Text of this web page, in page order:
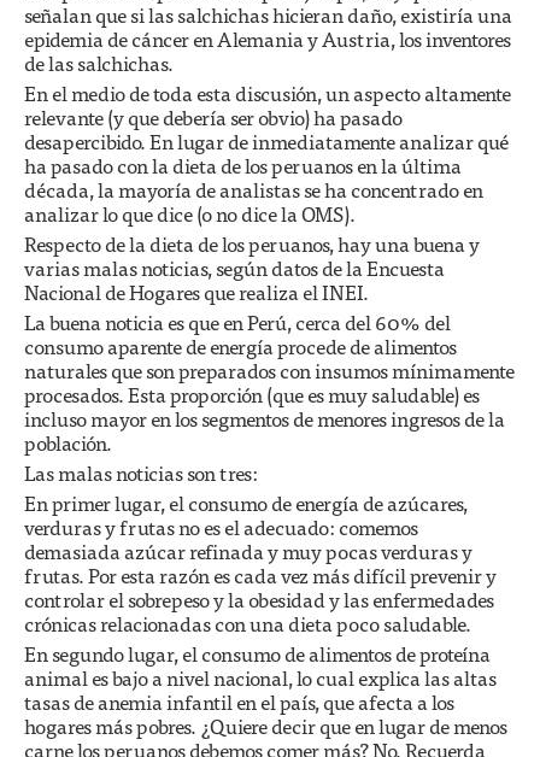
señalan que si las salchichas hicieran daño, existiría una
epidemia de cáncer en Alemania y Austria, los inventores
de las salchichas.
En el medio de toda esta discusión, un aspecto altamente
relevante (y que debería ser obvio) ha pasado
desapercibido. En lugar de inmediatamente analizar qué
ha pasado con la dieta de los peruanos en la última
década, la mayoría de analistas se ha concentrado en
analizar lo que dice (o no dice la OMS).
Respecto de la dieta de los peruanos, hay una buena y
varias malas noticias, según datos de la Encuesta
Nacional de Hogares que realiza el INEI.
La buena noticia es que en Perú, cerca del 60% del
consumo aparente de energía procede de alimentos
naturales que son preparados con insumos mínimamente
procesados. Esta proporción (que es muy saludable) es
incluso mayor en los segmentos de menores ingresos de la
población.
Las malas noticias son tres:
En primer lugar, el consumo de energía de azúcares,
verduras y frutas no es el adecuado: comemos
demasiada azúcar refinada y muy pocas verduras y
frutas. Por esta razón es cada vez más difícil prevenir y
controlar el sobrepeso y la obesidad y las enfermedades
crónicas relacionadas con una dieta poco saludable.
En segundo lugar, el consumo de alimentos de proteína
animal es bajo a nivel nacional, lo cual explica las altas
tasas de anemia infantil en el país, que afecta a los
hogares más pobres. ¿Quiere decir que en lugar de menos
carne los peruanos debemos comer más? No. Recuerda